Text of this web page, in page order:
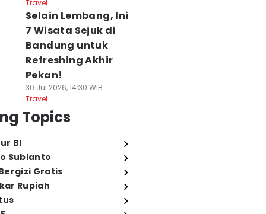
Travel
Selain Lembang, Ini
7 Wisata Sejuk di
Bandung untuk
Refreshing Akhir
Pekan!
30 Jul 2026, 14:30 WIB
Travel
Topics
BI
Subianto
Gratis
Rupiah